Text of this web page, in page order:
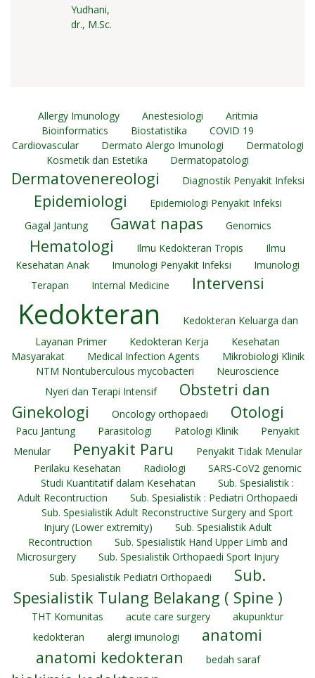
Yudhani,
dr., M.Sc.
Allergy Imunology Anestesiologi
Aritmia
Bioinformatics
Biostatistika
COVID 19
Cardiovascular
Dermato Alergo Imunologi
Dermatologi
Kosmetik dan Estetika
Dermatopatologi
Dermatovenereologi Diagnostik Penyakit Infeksi
Epidemiologi
Epidemiologi Penyakit Infeksi
Gagal Jantung
Gawat napas Genomics
Hematologi Ilmu Kedokteran Tropis
Ilmu
Kesehatan Anak
Imunologi Penyakit Infeksi
Imunologi
Terapan
Internal Medicine Intervensi
Kedokteran
Kedokteran Keluarga dan
Layanan Primer
Kedokteran Kerja
Kesehatan
Masyarakat
Medical Infection Agents
Mikrobiologi Klinik
NTM Nontuberculous mycobacteri
Neuroscience
Nyeri dan Terapi Intensif
Obstetri dan
Ginekologi
Oncology orthopaedi Otologi
Pacu Jantung Parasitologi Patologi Klinik
Penyakit
Menular
Penyakit Paru
Penyakit Tidak Menular
Perilaku Kesehatan
Radiologi
SARS-CoV2 genomic
Studi Kuantitatif dalam Kesehatan
Sub. Spesialistik :
Adult Recontruction
Sub. Spesialistik : Pediatri Orthopaedi
Sub. Spesialistik Adult Reconstructive Surgery and Sport
Injury (Lower extremity)
Sub. Spesialistik Adult
Recontruction
Sub. Spesialistik Hand Upper Limb and
Microsurgery
Sub. Spesialistik Orthopaedi Sport Injury
Sub. Spesialistik Pediatri Orthopaedi
Sub.
Spesialistik Tulang Belakang ( Spine )
THT Komunitas acute care surgery
akupunktur
kedokteran
alergi imunologi
anatomi
anatomi kedokteran
bedah saraf